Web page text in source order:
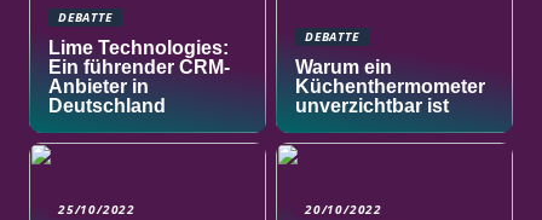
DEBATTE
Lime Technologies:
Ein führender CRM-
Anbieter in
Deutschland
DEBATTE
Warum ein
Küchenthermometer
unverzichtbar ist
25/10/2022 20/10/2022